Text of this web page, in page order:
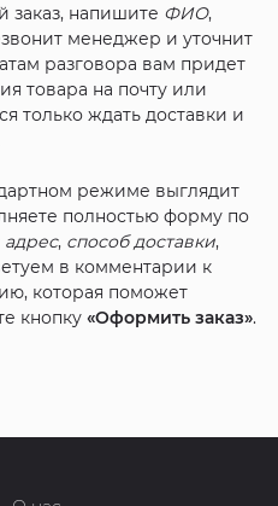
заказ, напишите ФИО,
менеджер и уточнит
разговора вам придет
товара на почту или
только ждать доставки и
режиме выглядит
полностью форму по
адрес, способ доставки,
в комментарии к
которая поможет
кнопку «Оформить заказ».